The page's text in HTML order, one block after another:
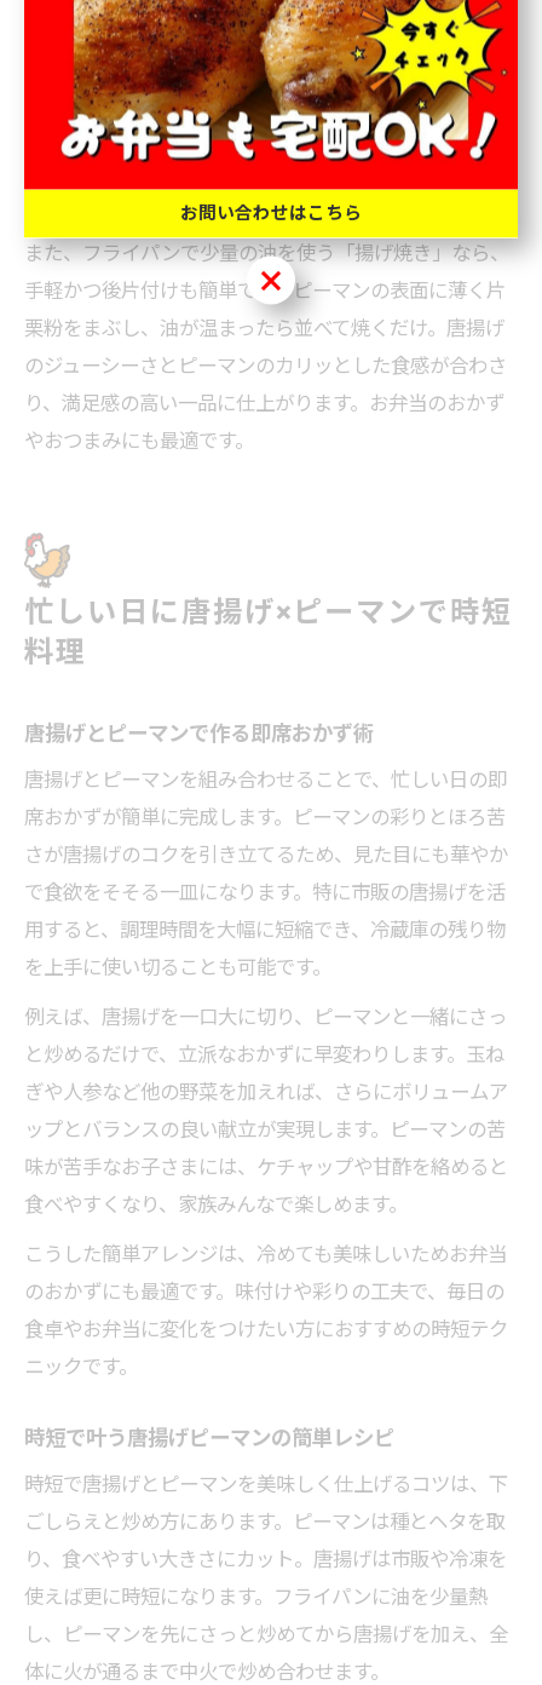
ピーマンの唐揚げをカリッと仕上げるには、片栗粉をま
ぶして揚げるのが定番です。片栗粉は小麦粉よりもカリ
ッとした衣を作りやすく、ピーマンの水分を閉じ込めつ
つ香ばしく仕上げてくれます。唐揚げと一緒にピーマン
にも片栗粉をまぶして揚げるだけで、食感が格段にアッ
また、フライパンで少量の油を使う「揚げ焼き」なら、
手軽かつ後片付けも簡単です。ピーマンの表面に薄く片
栗粉をまぶし、油が温まったら並べて焼くだけ。唐揚げ
のジューシーさとピーマンのカリッとした食感が合わさ
り、満足感の高い一品に仕上がります。お弁当のおかず
やおつまみにも最適です。
忙しい日に唐揚げ×ピーマンで時短
料理
唐揚げとピーマンで作る即席おかず術
唐揚げとピーマンを組み合わせることで、忙しい日の即
席おかずが簡単に完成します。ピーマンの彩りとほろ苦
さが唐揚げのコクを引き立てるため、見た目にも華やか
で食欲をそそる一皿になります。特に市販の唐揚げを活
用すると、調理時間を大幅に短縮でき、冷蔵庫の残り物
を上手に使い切ることも可能です。
例えば、唐揚げを一口大に切り、ピーマンと一緒にさっ
と炒めるだけで、立派なおかずに早変わりします。玉ね
ぎや人参など他の野菜を加えれば、さらにボリュームア
ップとバランスの良い献立が実現します。ピーマンの苦
味が苦手なお子さまには、ケチャップや甘酢を絡めると
食べやすくなり、家族みんなで楽しめます。
こうした簡単アレンジは、冷めても美味しいためお弁当
のおかずにも最適です。味付けや彩りの工夫で、毎日の
食卓やお弁当に変化をつけたい方におすすめの時短テク
ニックです。
時短で叶う唐揚げピーマンの簡単レシピ
時短で唐揚げとピーマンを美味しく仕上げるコツは、下
ごしらえと炒め方にあります。ピーマンは種とヘタを取
り、食べやすい大きさにカット。唐揚げは市販や冷凍を
使えば更に時短になります。フライパンに油を少量熱
し、ピーマンを先にさっと炒めてから唐揚げを加え、全
体に火が通るまで中火で炒め合わせます。
お問い合わせはこちら
お問い合わせはこちら